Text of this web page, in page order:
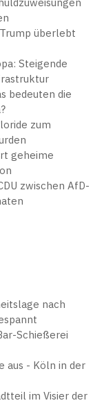
überlebt
Steigende
bedeuten die
zum
geheime
zwischen AfD-
nach
Schießerei
aus - Köln in der
im Visier der